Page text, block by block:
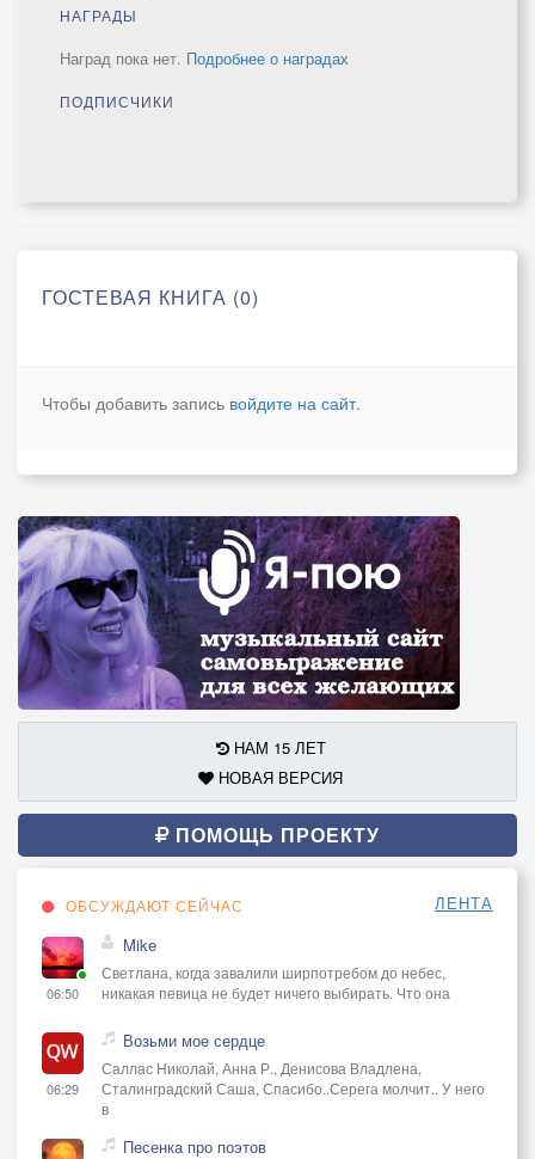
НАГРАДЫ
Наград пока нет. Подробнее о наградах
ПОДПИСЧИКИ
ГОСТЕВАЯ КНИГА (0)
Чтобы добавить запись войдите на сайт.
НАМ 15 ЛЕТ
НОВАЯ ВЕРСИЯ
ПОМОЩЬ ПРОЕКТУ
ОБСУЖДАЮТ СЕЙЧАС ЛЕНТА
06:50
Mike
Светлана, когда завалили ширпотребом до небес,
никакая певица не будет ничего выбирать. Что она
06:29
Возьми мое сердце
Саллас Николай, Анна Р., Денисова Владлена,
Сталинградский Саша, Спасибо..Серега молчит.. У него
в
Песенка про поэтов